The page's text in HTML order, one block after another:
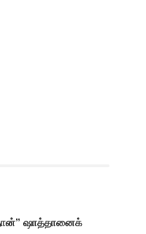
ஷாத்தானைக்